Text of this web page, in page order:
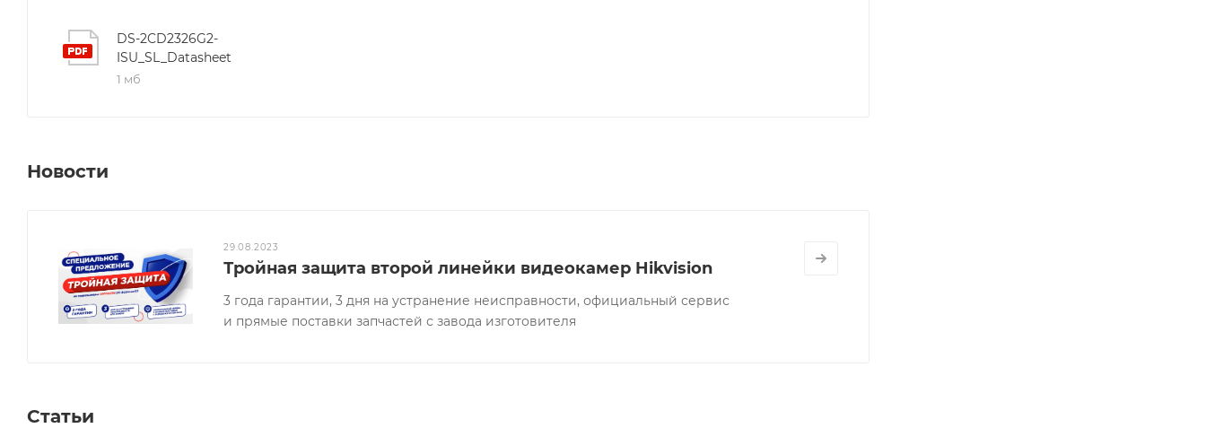
DS-2CD2326G2-
ISU_SL_Datasheet
1 мб
Новости
29.08.2023
Тройная защита второй линейки видеокамер Hikvision
3 года гарантии, 3 дня на устранение неисправности, официальный сервис
и прямые поставки запчастей с завода изготовителя
Статьи